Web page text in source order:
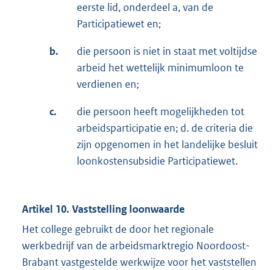
eerste lid, onderdeel a, van de
Participatiewet en;
b.
die persoon is niet in staat met voltijdse
arbeid het wettelijk minimumloon te
verdienen en;
c.
die persoon heeft mogelijkheden tot
arbeidsparticipatie en; d. de criteria die
zijn opgenomen in het landelijke besluit
loonkostensubsidie Participatiewet.
Artikel 10. Vaststelling loonwaarde
Het college gebruikt de door het regionale
werkbedrijf van de arbeidsmarktregio Noordoost-
Brabant vastgestelde werkwijze voor het vaststellen